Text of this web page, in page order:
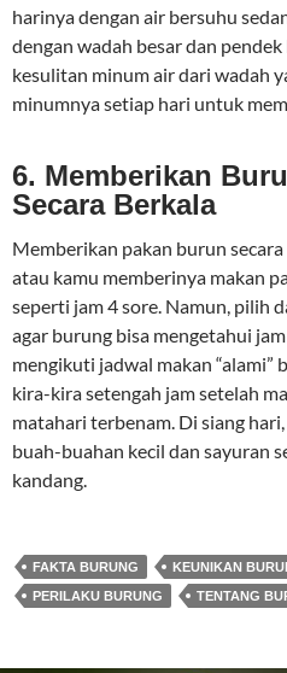
harinya dengan air bersuhu
dengan wadah besar dan
kesulitan minum air dari wadah
minumnya setiap hari untuk
6. Memberikan
Secara Berkala
Memberikan pakan burun
atau kamu memberinya makan
seperti jam 4 sore. Namun, pilih
agar burung bisa mengetahui
mengikuti jadwal makan “alami”
kira-kira setengah jam setelah
matahari terbenam. Di siang
buah-buahan kecil dan sayuran
kandang.
FAKTA BURUNG KEUNIKAN
PERILAKU BURUNG
TENTANG